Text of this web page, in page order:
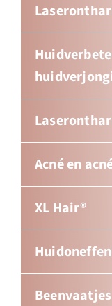
Acné en
XL Hair®
Beenvaatjes